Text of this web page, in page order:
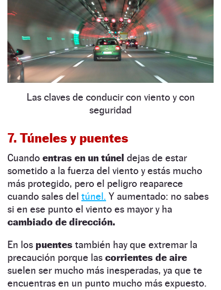
Las claves de conducir con viento y con
seguridad
7. Túneles y puentes
Cuando entras en un túnel dejas de estar
sometido a la fuerza del viento y estás mucho
más protegido, pero el peligro reaparece
cuando sales del túnel. Y aumentado: no sabes
si en ese punto el viento es mayor y ha
cambiado de dirección.
En los puentes también hay que extremar la
precaución porque las corrientes de aire
suelen ser mucho más inesperadas, ya que te
encuentras en un punto mucho más expuesto.